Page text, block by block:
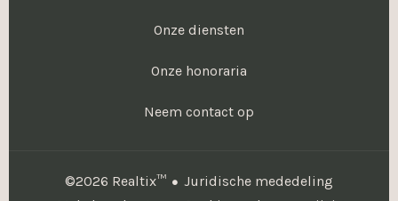
Onze diensten
Onze honoraria
Neem contact op
©2026 Realtix™
Juridische mededeling